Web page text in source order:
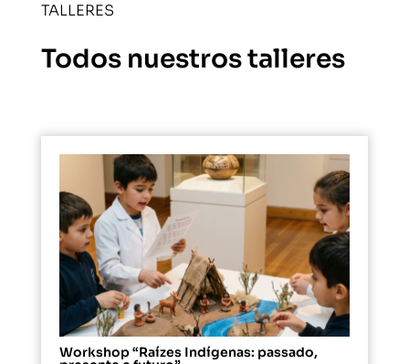
TALLERES
Todos nuestros talleres
Workshop “Raízes Indígenas: passado,